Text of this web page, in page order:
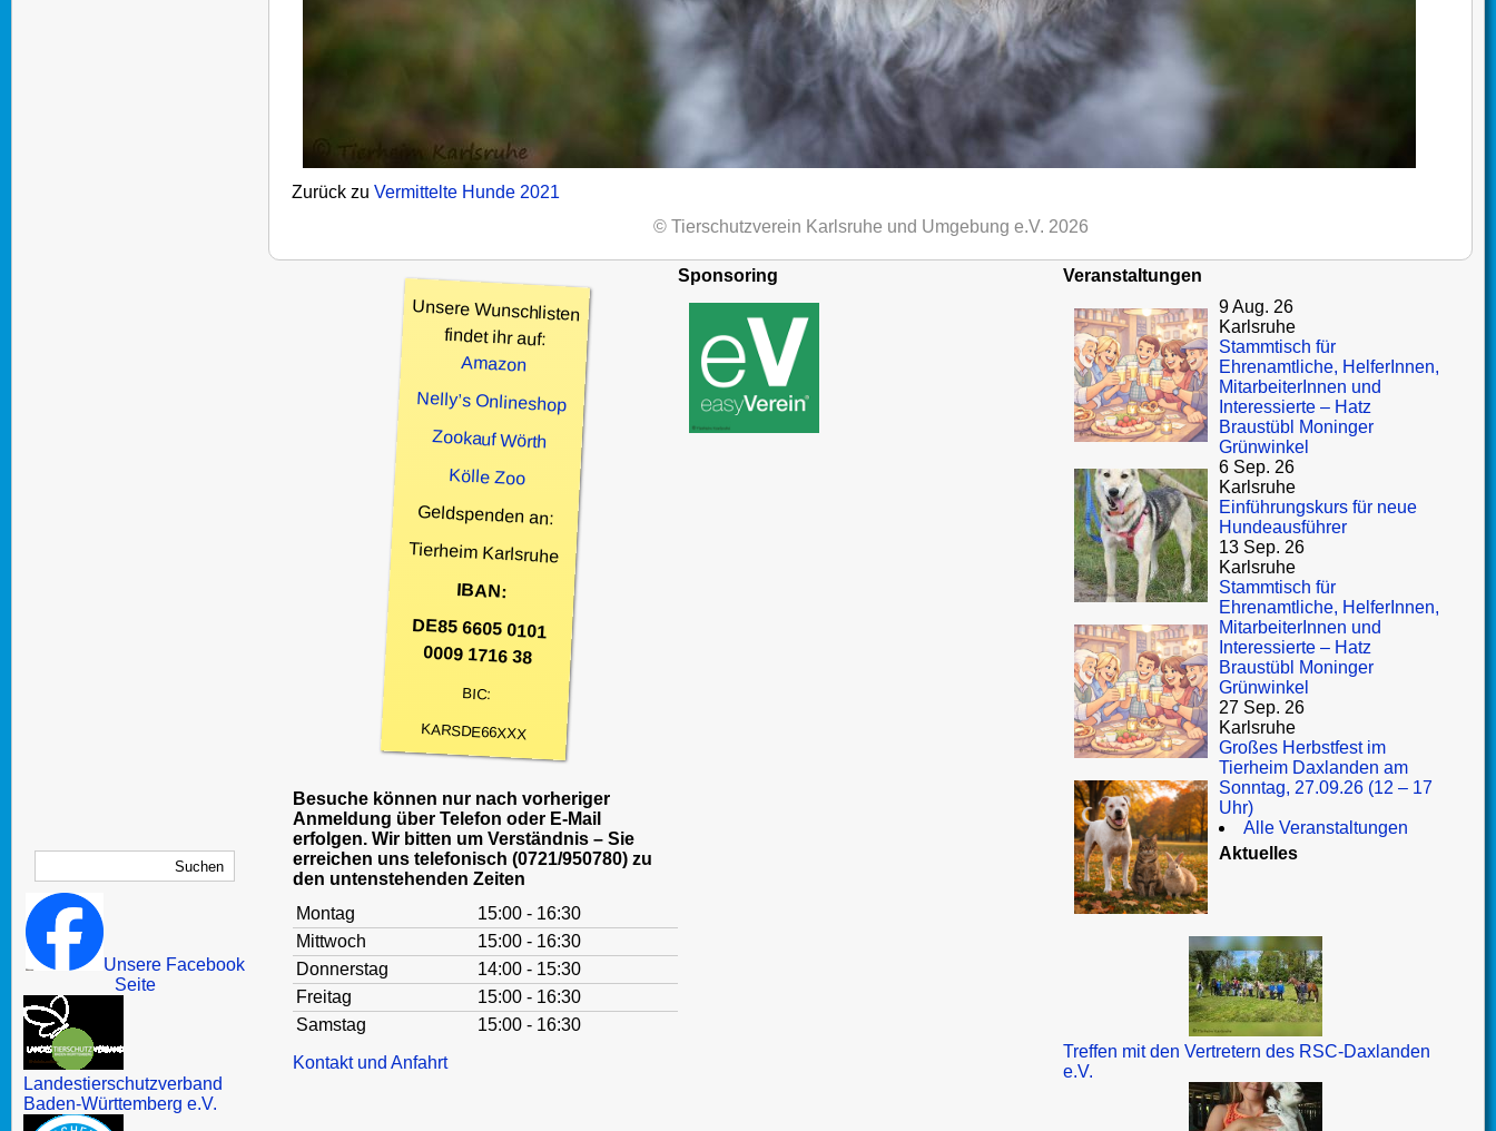
Unsere Facebook
Seite
Landestierschutzverband
Baden-Württemberg e.V.
Zurück zu Vermittelte Hunde 2021
© Tierschutzverein Karlsruhe und Umgebung e.V. 2026
Unsere Wunschlisten
findet ihr auf:
Amazon
Nelly’s Onlineshop
Zookauf Wörth
Kölle Zoo
Geldspenden an:
Tierheim Karlsruhe
IBAN:
DE85 6605 0101
0009 1716 38
BIC:
KARSDE66XXX
Besuche können nur nach vorheriger
Anmeldung über Telefon oder E-Mail
erfolgen. Wir bitten um Verständnis – Sie
erreichen uns telefonisch (0721/950780) zu
den untenstehenden Zeiten
Montag
15:00 - 16:30
Mittwoch
15:00 - 16:30
Donnerstag
14:00 - 15:30
Freitag
15:00 - 16:30
Samstag
15:00 - 16:30
Kontakt und Anfahrt
Sponsoring
Veranstaltungen
9 Aug. 26
Karlsruhe
Stammtisch für
Ehrenamtliche, HelferInnen,
MitarbeiterInnen und
Interessierte – Hatz
Braustübl Moninger
Grünwinkel
6 Sep. 26
Karlsruhe
Einführungskurs für neue
Hundeausführer
13 Sep. 26
Karlsruhe
Stammtisch für
Ehrenamtliche, HelferInnen,
MitarbeiterInnen und
Interessierte – Hatz
Braustübl Moninger
Grünwinkel
27 Sep. 26
Karlsruhe
Großes Herbstfest im
Tierheim Daxlanden am
Sonntag, 27.09.26 (12 – 17
Uhr)
Alle Veranstaltungen
Aktuelles
Treffen mit den Vertretern des RSC-Daxlanden
e.V.